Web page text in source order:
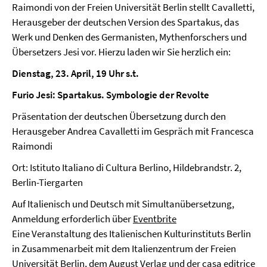
Raimondi von der Freien Universität Berlin stellt Cavalletti,
Herausgeber der deutschen Version des Spartakus, das
Werk und Denken des Germanisten, Mythenforschers und
Übersetzers Jesi vor. Hierzu laden wir Sie herzlich ein:
Dienstag, 23. April, 19 Uhr s.t.
Furio Jesi: Spartakus. Symbologie der Revolte
Präsentation der deutschen Übersetzung durch den
Herausgeber Andrea Cavalletti im Gespräch mit Francesca
Raimondi
Ort: Istituto Italiano di Cultura Berlino, Hildebrandstr. 2,
Berlin-Tiergarten
Auf Italienisch und Deutsch mit Simultanübersetzung,
Anmeldung erforderlich überEventbrite
Eine Veranstaltung des Italienischen Kulturinstituts Berlin
in Zusammenarbeit mit dem Italienzentrum der Freien
Universität Berlin, dem August Verlag und der casa editrice